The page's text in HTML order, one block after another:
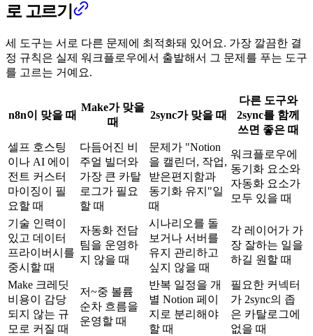
로 고르기
세 도구는 서로 다른 문제에 최적화돼 있어요. 가장 깔끔한 결
정 규칙은 실제 워크플로우에서 출발해서 그 문제를 푸는 도구
를 고르는 거예요.
n8n이 맞을 때
Make가 맞을
때
2sync가 맞을 때
다른 도구와
2sync를 함께
쓰면 좋은 때
셀프 호스팅
이나 AI 에이
전트 커스터
마이징이 필
요할 때
다듬어진 비
주얼 빌더와
가장 큰 카탈
로그가 필요
할 때
문제가 "Notion
을 캘린더, 작업,
받은편지함과
동기화 유지"일
때
워크플로우에
동기화 요소와
자동화 요소가
모두 있을 때
기술 인력이
있고 데이터
프라이버시를
중시할 때
자동화 전담
팀을 운영하
지 않을 때
시나리오를 돌
보거나 서버를
유지 관리하고
싶지 않을 때
각 레이어가 가
장 잘하는 일을
하길 원할 때
Make 크레딧
비용이 감당
되지 않는 규
모로 커질 때
저~중 볼륨
순차 흐름을
운영할 때
반복 일정을 개
별 Notion 페이
지로 분리해야
할 때
필요한 커넥터
가 2sync의 좁
은 카탈로그에
없을 때